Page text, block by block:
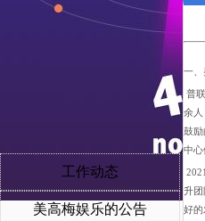
工作动态
美高梅娱乐的公告
一
普
余人
鼓励
中心
升团
好的